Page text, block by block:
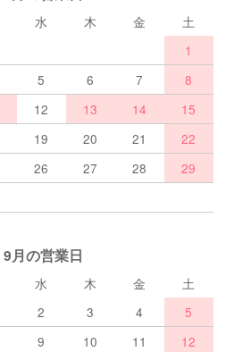
水 木 金
土
1
5 6 7 8
12 13 14
15
19 20 21
22
26 27 28
29
9月の営業日
水 木 金
土
2 3 4
5
9 10 11
12